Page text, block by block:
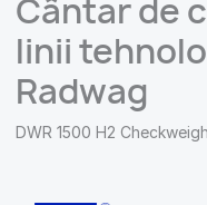
Cântar de
linii
Radwag
DWR 1500 H2